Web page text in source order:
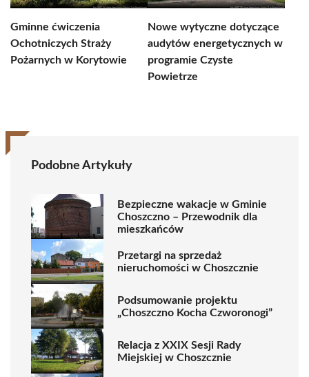
Gminne ćwiczenia
Ochotniczych Straży
Pożarnych w Korytowie
Nowe wytyczne dotyczące
audytów energetycznych w
programie Czyste
Powietrze
Podobne Artykuły
Bezpieczne wakacje w Gminie
Choszczno – Przewodnik dla
mieszkańców
Przetargi na sprzedaż
nieruchomości w Choszcznie
Podsumowanie projektu
„Choszczno Kocha Czworonogi”
Relacja z XXIX Sesji Rady
Miejskiej w Choszcznie